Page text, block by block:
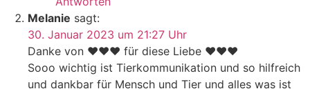
Melanie sagt:
30. Januar 2023 um 21:27 Uhr
Danke von ❤️❤️❤️ für diese Liebe ❤️❤️❤️
Sooo wichtig ist Tierkommunikation und so hilfreich
und dankbar für Mensch und Tier und alles was ist